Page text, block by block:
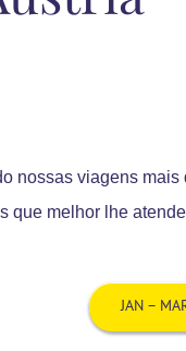
nossas viagens
que melhor lhe
JAN –